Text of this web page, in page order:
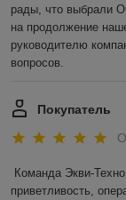
рады, что выбрали
на продолжение
руководителю
вопросов.
Покупатель
Команда Экви-
приветливость,